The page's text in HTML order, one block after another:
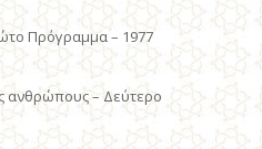
Πρόγραμμα – 1977
ανθρώπους – Δεύτερο